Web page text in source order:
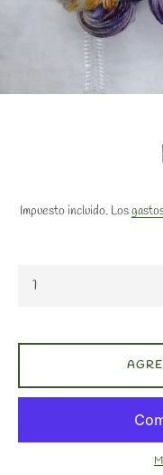
Impuesto incluido. Los